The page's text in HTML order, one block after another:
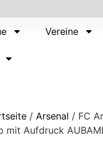
Vereine
/ Arsenal / FC
mit Aufdruck